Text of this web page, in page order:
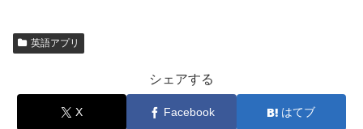
英語アプリ
シェアする
X Facebook はてブ